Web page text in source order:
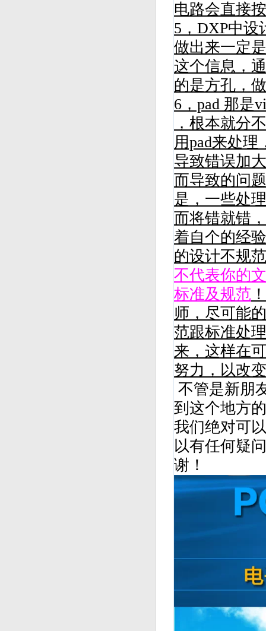
电路会直接
5， DXP中设
做出来一定
这个信息，
的是方孔，
6，pad 那是
，根本就分
用pad来处
导致错误加
而导致的问
是，一些处
而将错就错
着自个的经
的设计不规
不代表你的
标准及规范
师，尽可能
范跟标准处
来，这样在
努力，以改
不管是新朋
到这个地方
我们绝对可
以有任何疑
谢！